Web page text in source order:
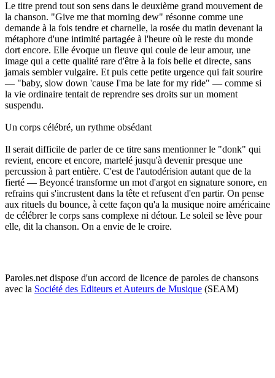
Le titre prend tout son sens dans le deuxième grand mouvement de
la chanson. "Give me that morning dew" résonne comme une
demande à la fois tendre et charnelle, la rosée du matin devenant la
métaphore d'une intimité partagée à l'heure où le reste du monde
dort encore. Elle évoque un fleuve qui coule de leur amour, une
image qui a cette qualité rare d'être à la fois belle et directe, sans
jamais sembler vulgaire. Et puis cette petite urgence qui fait sourire
— "baby, slow down 'cause I'ma be late for my ride" — comme si
la vie ordinaire tentait de reprendre ses droits sur un moment
suspendu.
Un corps célébré, un rythme obsédant
Il serait difficile de parler de ce titre sans mentionner le "donk" qui
revient, encore et encore, martelé jusqu'à devenir presque une
percussion à part entière. C'est de l'autodérision autant que de la
fierté — Beyoncé transforme un mot d'argot en signature sonore, en
refrains qui s'incrustent dans la tête et refusent d'en partir. On pense
aux rituels du bounce, à cette façon qu'a la musique noire américaine
de célébrer le corps sans complexe ni détour. Le soleil se lève pour
elle, dit la chanson. On a envie de le croire.
Paroles.net dispose d'un accord de licence de paroles de chansons
avec la Société des Editeurs et Auteurs de Musique (SEAM)